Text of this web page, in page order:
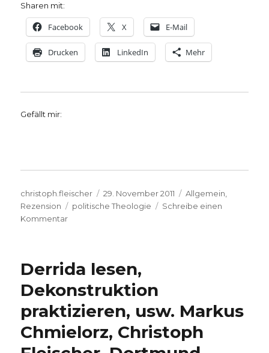
Sharen mit:
Facebook X E-Mail
Drucken LinkedIn Mehr
Gefällt mir:
Autor
christoph.fleischer
Veröffentlicht
am
29. November 2011 Kategorien
Allgemein
Rezension
Schlagwörter
politische Theologie
Schreibe einen
Kommentarzu
reden.
von
Christoph
Fleischer,
Werl
Derrida lesen,
Dekonstruktion
praktizieren, usw. Markus
Chmielorz, Christoph